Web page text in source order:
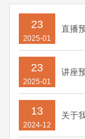
23
2025-01
23
2025-01
13
2024-12